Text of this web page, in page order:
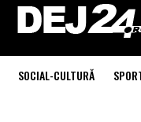
SOCIAL-CULTURĂ